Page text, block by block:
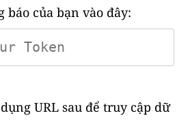
báo của bạn vào đây:
URL sau để truy cập dữ